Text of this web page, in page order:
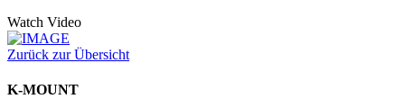
Watch Video
Zurück zur Übersicht
K-MOUNT